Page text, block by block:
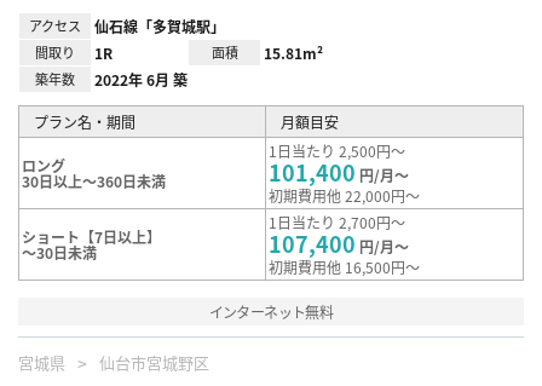
アクセス 仙石線「多賀城駅」
間取り 1R 面積 15.81m²
築年数 2022年 6月 築
プラン名・期間 月額目安
ロング
30日以上～360日未満
1日当たり 2,500円～
101,400 円/月～
初期費用他 22,000円～
ショート【7日以上】
～30日未満
1日当たり 2,700円～
107,400 円/月～
初期費用他 16,500円～
インターネット無料
宮城県 仙台市宮城野区